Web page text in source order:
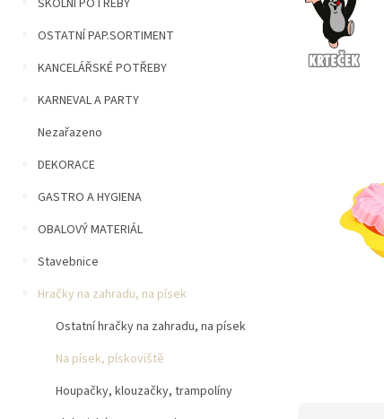
p
a
e
ŠKOLNÍ POTŘEBY
OSTATNÍ PAP.SORTIMENT
KANCELÁŘSKÉ POTŘEBY
KARNEVAL A PARTY
Nezařazeno
DEKORACE
GASTRO A HYGIENA
OBALOVÝ MATERIÁL
Stavebnice
Hračky na zahradu, na písek
Ostatní hračky na zahradu, na písek
Na písek, pískoviště
Houpačky, klouzačky, trampolíny
hvězdiček.